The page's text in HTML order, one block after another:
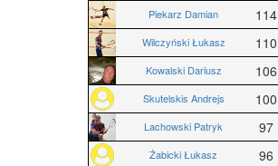
Piekarz Damian 114
Wilczyński Łukasz 110
Kowalski Dariusz 106
Skutelskis Andrejs 100
Lachowski Patryk 97
Żabicki Łukasz 96